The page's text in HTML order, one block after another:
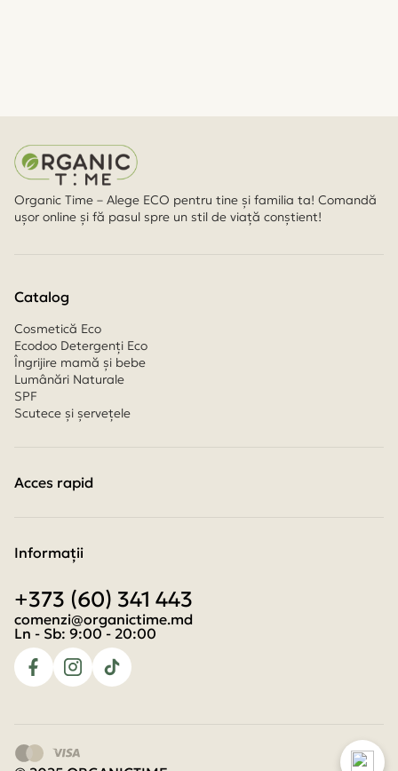
Organic Time – Alege ECO pentru tine și familia ta! Comandă
ușor online și fă pasul spre un stil de viață conștient!
Catalog
Cosmetică Eco
Ecodoo Detergenți Eco
Îngrijire mamă și bebe
Lumânări Naturale
SPF
Scutece și șervețele
Acces rapid
Condiții de livrare
Program de loialitate
Informaţii
Despre cookies
Termeni și condiții
Politica de confidențialitate
+373 (60) 341 443
comenzi@organictime.md
Ln - Sb: 9:00 - 20:00